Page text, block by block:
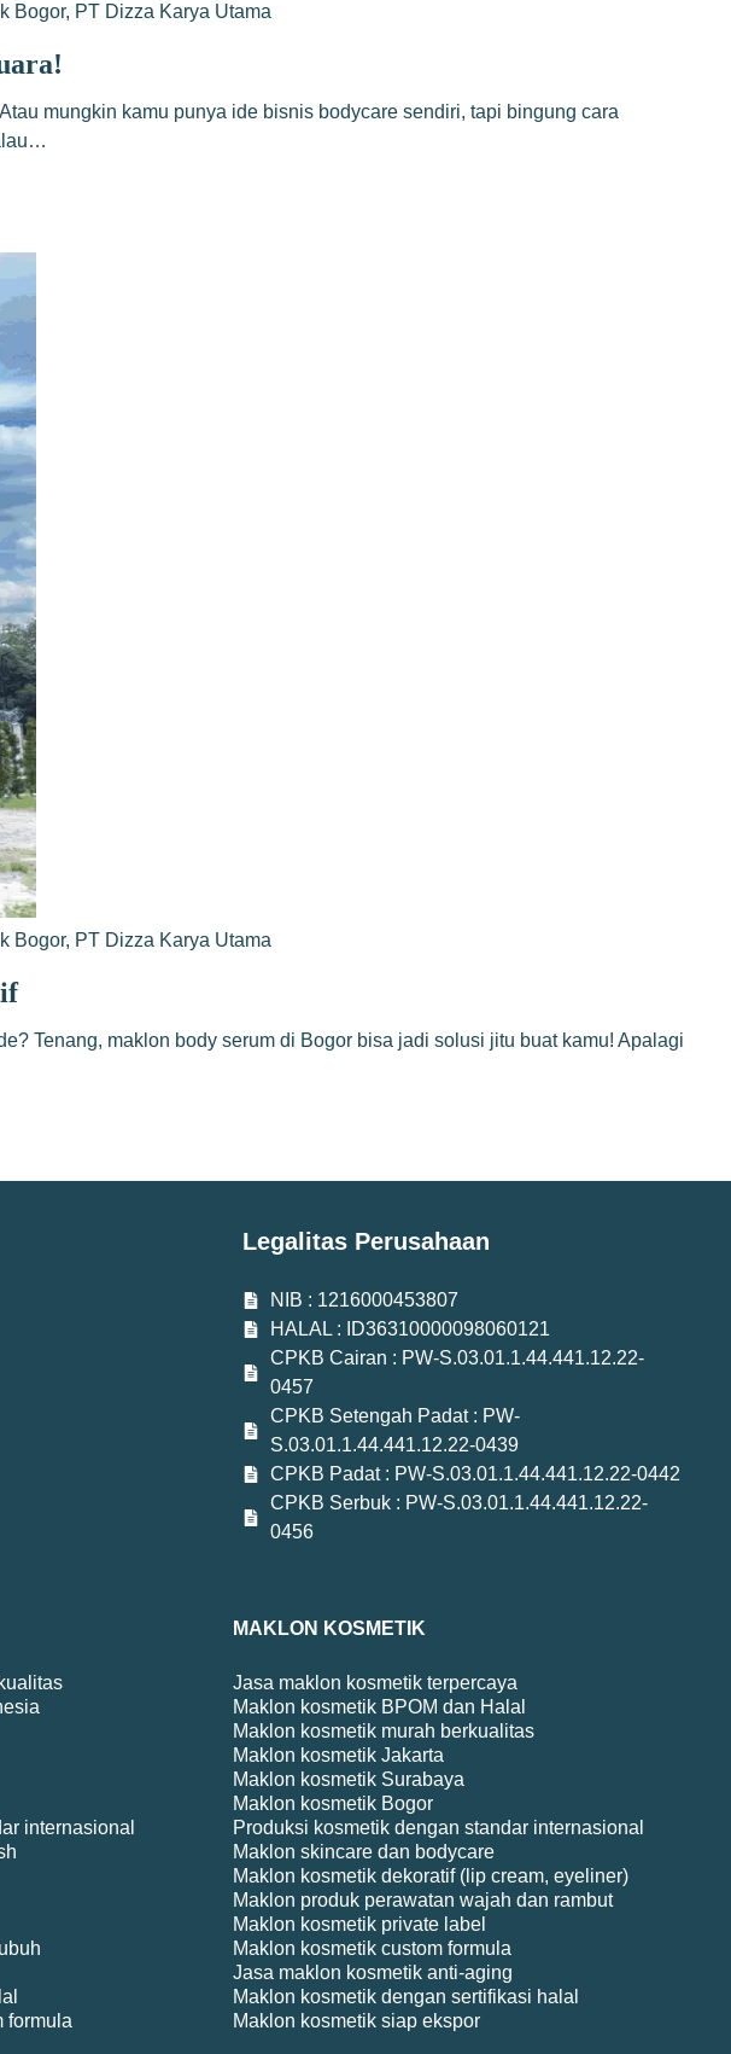
Bogor, PT Dizza Karya Utama
mungkin kamu punya ide bisnis bodycare sendiri, tapi bingung cara
Bogor, PT Dizza Karya Utama
Tenang, maklon body serum di Bogor bisa jadi solusi jitu buat kamu! Apalagi
Legalitas Perusahaan
NIB : 1216000453807
HALAL : ID36310000098060121
CPKB Cairan : PW-S.03.01.1.44.441.12.22-
0457
CPKB Setengah Padat : PW-
S.03.01.1.44.441.12.22-0439
CPKB Padat : PW-S.03.01.1.44.441.12.22-0442
CPKB Serbuk : PW-S.03.01.1.44.441.12.22-
0456
internasional
formula
MAKLON KOSMETIK
Jasa maklon kosmetik terpercaya
Maklon kosmetik BPOM dan Halal
Maklon kosmetik murah berkualitas
Maklon kosmetik Jakarta
Maklon kosmetik Surabaya
Maklon kosmetik Bogor
Produksi kosmetik dengan standar internasional
Maklon skincare dan bodycare
Maklon kosmetik dekoratif (lip cream, eyeliner)
Maklon produk perawatan wajah dan rambut
Maklon kosmetik private label
Maklon kosmetik custom formula
Jasa maklon kosmetik anti-aging
Maklon kosmetik dengan sertifikasi halal
Maklon kosmetik siap ekspor